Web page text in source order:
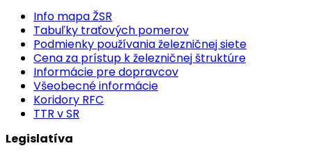
Info mapa ŽSR
Tabuľky traťových pomerov
Podmienky používania železničnej siete
Cena za prístup k železničnej štruktúre
Informácie pre dopravcov
Všeobecné informácie
Koridory RFC
TTR v SR
Legislatíva